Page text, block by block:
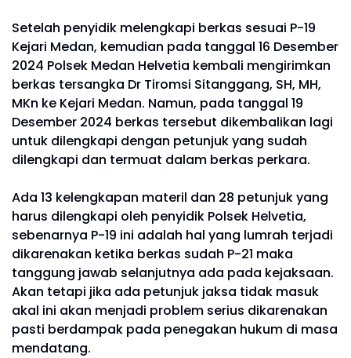
Setelah penyidik melengkapi berkas sesuai P-19
Kejari Medan, kemudian pada tanggal 16 Desember
2024 Polsek Medan Helvetia kembali mengirimkan
berkas tersangka Dr Tiromsi Sitanggang, SH, MH,
MKn ke Kejari Medan. Namun, pada tanggal 19
Desember 2024 berkas tersebut dikembalikan lagi
untuk dilengkapi dengan petunjuk yang sudah
dilengkapi dan termuat dalam berkas perkara.
Ada 13 kelengkapan materil dan 28 petunjuk yang
harus dilengkapi oleh penyidik Polsek Helvetia,
sebenarnya P-19 ini adalah hal yang lumrah terjadi
dikarenakan ketika berkas sudah P-21 maka
tanggung jawab selanjutnya ada pada kejaksaan.
Akan tetapi jika ada petunjuk jaksa tidak masuk
akal ini akan menjadi problem serius dikarenakan
pasti berdampak pada penegakan hukum di masa
mendatang.